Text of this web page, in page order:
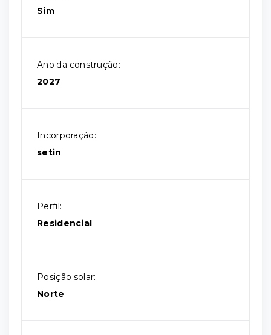
Sim
Ano da construção:
2027
Incorporação:
setin
Perfil:
Residencial
Posição solar:
Norte